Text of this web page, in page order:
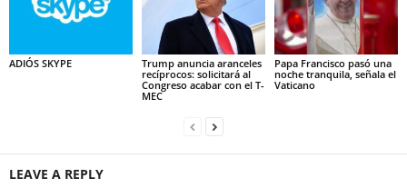
ADIÓS SKYPE
Trump anuncia aranceles
recíprocos: solicitará al
Congreso acabar con el T-
MEC
Papa Francisco pasó una
noche tranquila, señala el
Vaticano
LEAVE A REPLY